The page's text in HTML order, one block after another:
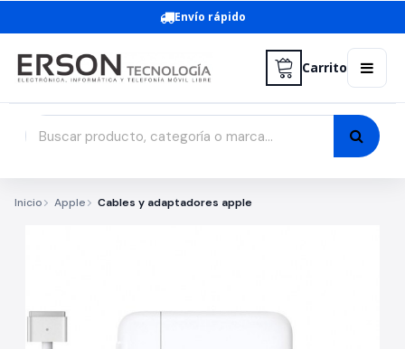
Envío rápido
Carrito
Inicio Apple Cables y adaptadores apple